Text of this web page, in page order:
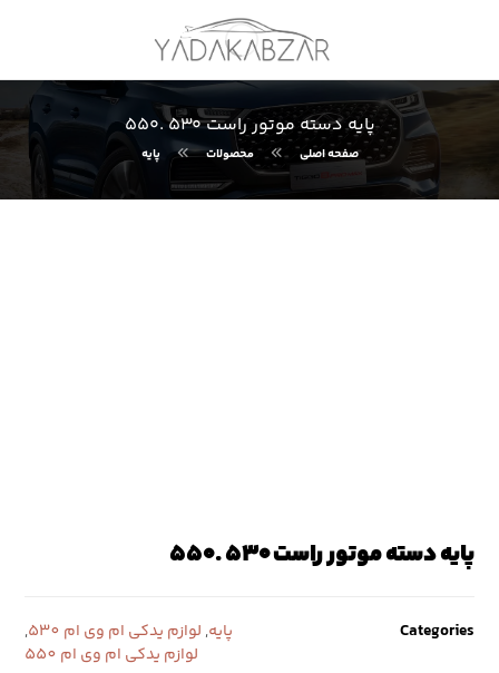
پایه دسته موتور راست ۵۳۰ .۵۵۰
صفحه اصلی محصولات پایه
پایه دسته موتور راست ۵۳۰ .۵۵۰
Categories پایه, لوازم یدکی ام وی ام 530
,
لوازم یدکی ام وی ام 550